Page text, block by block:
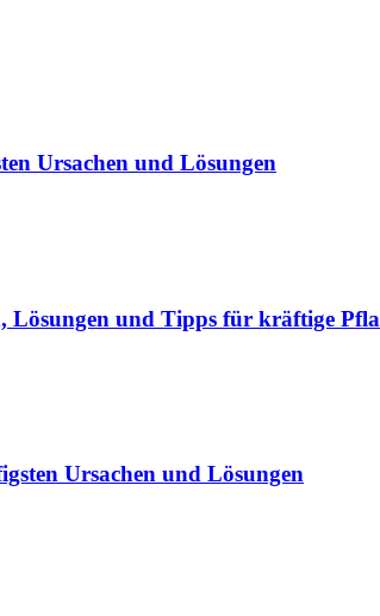
Ursachen und Lösungen
Lösungen und Tipps für kräftige
Ursachen und Lösungen